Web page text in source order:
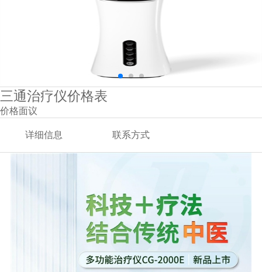
三通治疗仪价格表
价格面议
详细信息 联系方式